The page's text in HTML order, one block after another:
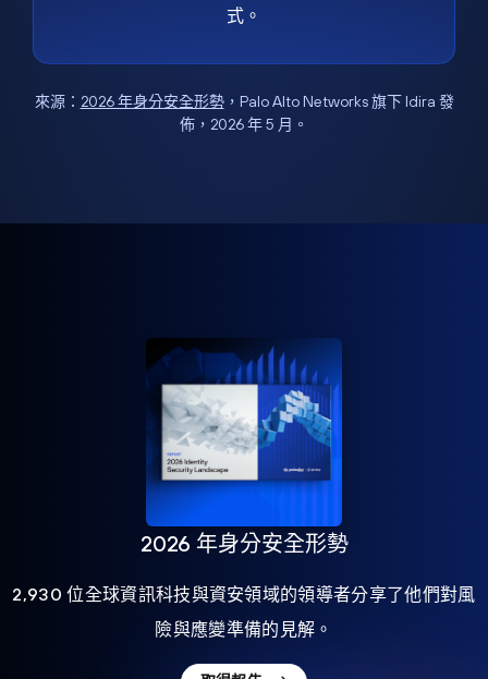
式。
來源： 2026 年身分安全形勢，Palo Alto Networks 旗下 Idira 發
佈，2026 年 5 月。
2026 年身分安全形勢
2,930 位全球資訊科技與資安領域的領導者分享了他們對風
險與應變準備的見解。